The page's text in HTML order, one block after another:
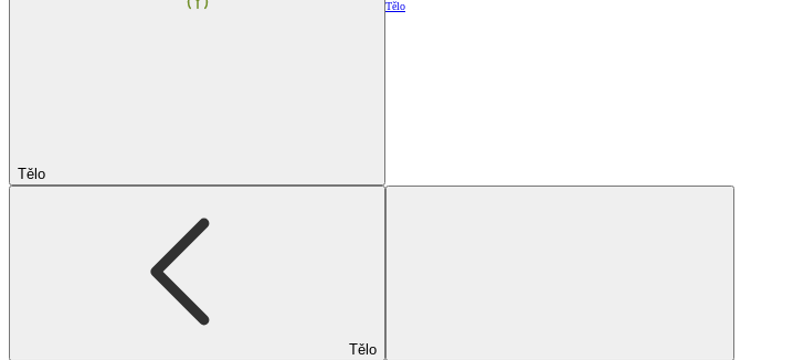
Tělo
Tělo
Tělo